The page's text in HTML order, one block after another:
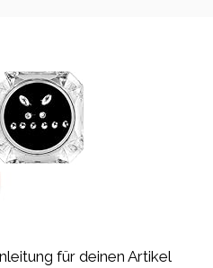
für deinen Artikel